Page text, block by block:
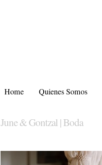
Home Quienes Somos
June & Gontzal | Boda